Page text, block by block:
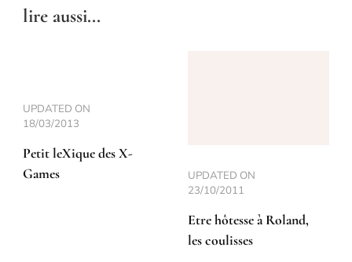
lire aussi...
UPDATED ON
18/03/2013
Petit leXique des X-
Games
UPDATED ON
23/10/2011
Etre hôtesse à Roland,
les coulisses